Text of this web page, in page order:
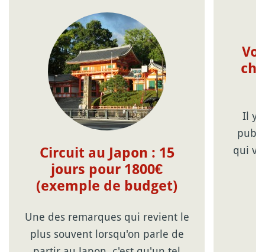
Circuit au Japon : 15
jours pour 1800€
(exemple de budget)
Une des remarques qui revient le
plus souvent lorsqu'on parle de
Il y
qui